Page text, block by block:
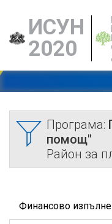
ИСУН
2020
Програма:
помощ"
Район за
Финансово